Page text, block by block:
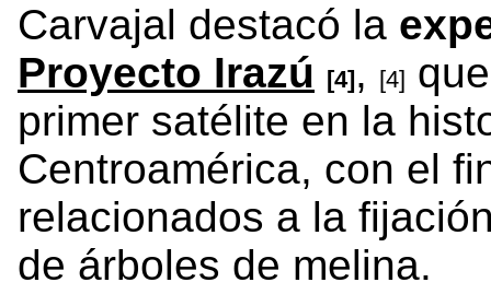
Carvajal destacó la
Proyecto Irazú
[4] , [4]
primer satélite en la
Centroamérica, con el
relacionados a la
de árboles de melina.